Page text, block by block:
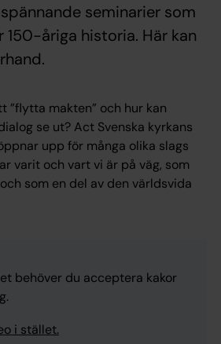
seminarier som
150-åriga historia. Här kan
”flytta makten” och hur kan
se ut? Act Svenska kyrkans
upp för många olika slags
varit och vart vi är på väg, som
som en del av den världsvida
behöver du acceptera kakor
i stället.